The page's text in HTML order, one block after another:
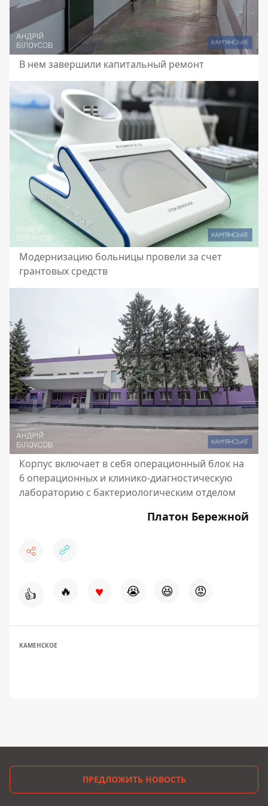
В нем завершили капитальный ремонт
Модернизацию больницы провели за счет
грантовых средств
Корпус включает в себя операционный блок на
6 операционных и клинико-диагностическую
лабораторию с бактериологическим отделом
Платон Бережной
👍 🔥 ♥ 😭 😆 😡
КАМЕНСКОЕ
ПРЕДЛОЖИТЬ НОВОСТЬ